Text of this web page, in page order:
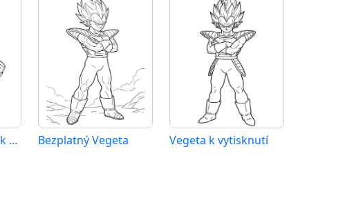
Bezplatný Vegeta k vytisknutí Bezplatný Vegeta Vegeta k vytisknutí